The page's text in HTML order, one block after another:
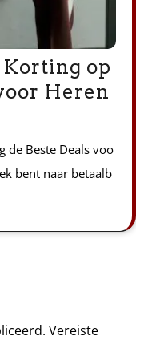
op
Heren
de Beste Deals voo
bent naar betaalb
Vereiste